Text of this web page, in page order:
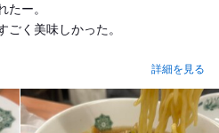
たー。
ごく美味しかった。
詳細を見る